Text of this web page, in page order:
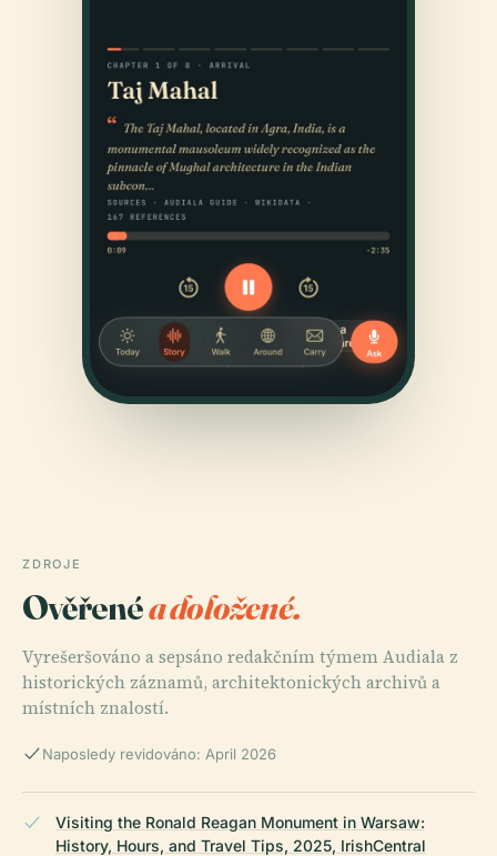
ZDROJE
Ověřenéa doložené.
Vyrešeršováno a sepsáno redakčním týmem Audiala z
historických záznamů, architektonických archivů a
místních znalostí.
Naposledy revidováno: April 2026
Visiting the Ronald Reagan Monument in Warsaw:
History, Hours, and Travel Tips, 2025, IrishCentral